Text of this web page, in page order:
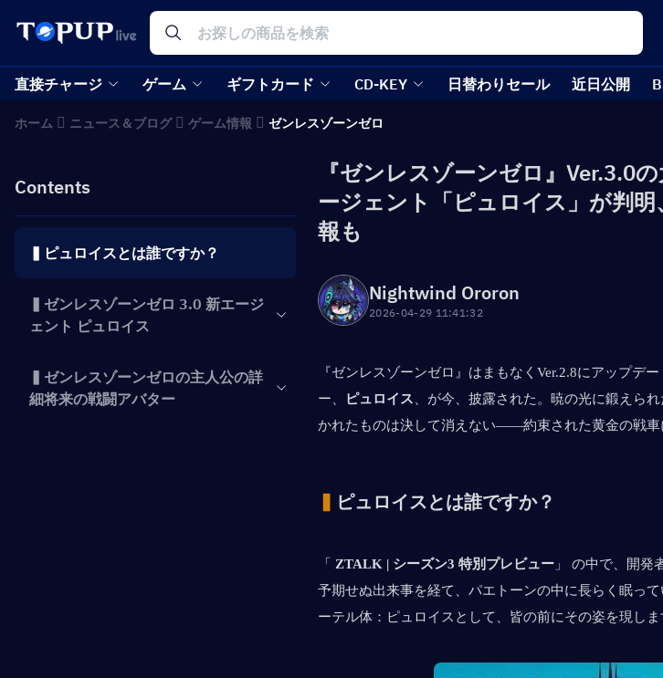
直接チャージ ゲーム ギフトカード CD-KEY 日替わりセール 近日公開
ホーム ニュース＆ブログ ゲーム情報 ゼンレスゾーンゼロ
Contents
▍ピュロイスとは誰ですか？
▍ゼンレスゾーンゼロ 3.0 新エージ
ェント ピュロイス
▍ゼンレスゾーンゼロの主人公の詳
細将来の戦闘アバター
『ゼンレスゾーンゼロ』Ver.3.0
ージェント「ピュロイス」が判
報も
Nightwind Ororon
2026-04-29 11:41:32
『ゼンレスゾーンゼロ』はまもなくVer.2.8にアップデ
ー、
ピュロイス 、が今、披露された。暁の光に鍛えら
かれたものは決して消えない——約束された黄金の戦車
ピュロイスとは誰ですか？
「 ZTALK | シーズン3 特別プレビュー 」 の中で、開
予期せぬ出来事を経て、パエトーンの中に長らく眠っ
ーテル体：ピュロイスとして、皆の前にその姿を現しま